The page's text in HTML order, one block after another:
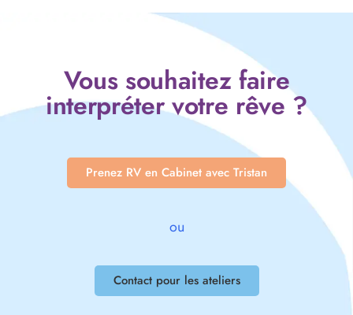
Vous souhaitez faire
interpréter votre rêve ?
Prenez RV en Cabinet avec Tristan
ou
Contact pour les ateliers